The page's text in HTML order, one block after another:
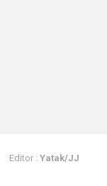
Editor : Yatak/JJ